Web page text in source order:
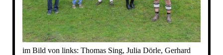
im Bild von links: Thomas Sing, Julia Dörle, Gerhard